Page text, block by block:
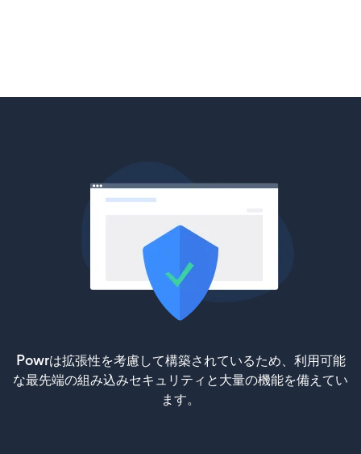
Powrは拡張性を考慮して構築されているため、利用可能
な最先端の組み込みセキュリティと大量の機能を備えてい
ます。